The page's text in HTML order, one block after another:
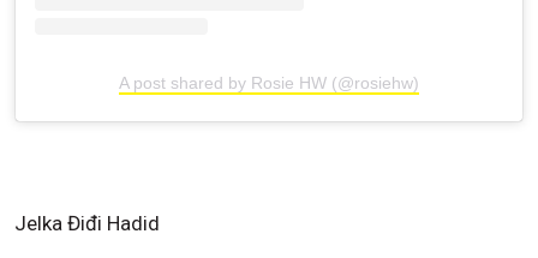
A post shared by Rosie HW (@rosiehw)
Jelka Điđi Hadid